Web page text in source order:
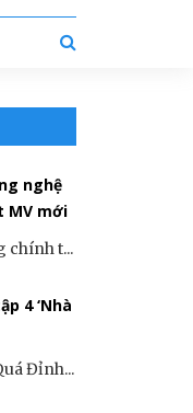
nghệ
MV mới
chính t...
4 ‘Nhà
Đỉnh...